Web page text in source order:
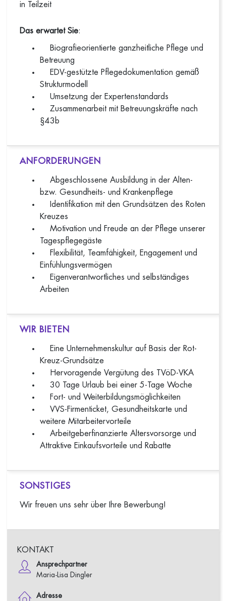
in Teilzeit
Das erwartet Sie:
Biografieorientierte ganzheitliche Pflege und
Betreuung
EDV-gestützte Pflegedokumentation gemäß
Strukturmodell
Umsetzung der Expertenstandards
Zusammenarbeit mit Betreuungskräfte nach
§43b
ANFORDERUNGEN
Abgeschlossene Ausbildung in der Alten-
bzw. Gesundheits- und Krankenpflege
Identifikation mit den Grundsätzen des Roten
Kreuzes
Motivation und Freude an der Pflege unserer
Tagespflegegäste
Flexibilität, Teamfähigkeit, Engagement und
Einfühlungsvermögen
Eigenverantwortliches und selbständiges
Arbeiten
WIR BIETEN
Eine Unternehmenskultur auf Basis der Rot-
Kreuz-Grundsätze
Hervoragende Vergütung des TVöD-VKA
30 Tage Urlaub bei einer 5-Tage Woche
Fort- und Weiterbildungsmöglichkeiten
VVS-Firmenticket, Gesundheitskarte und
weitere Mitarbeitervorteile
Arbeitgeberfinanzierte Altersvorsorge und
Attraktive Einkaufsvorteile und Rabatte
SONSTIGES
Wir freuen uns sehr über Ihre Bewerbung!
KONTAKT
Ansprechpartner
Maria-Lisa Dingler
Adresse